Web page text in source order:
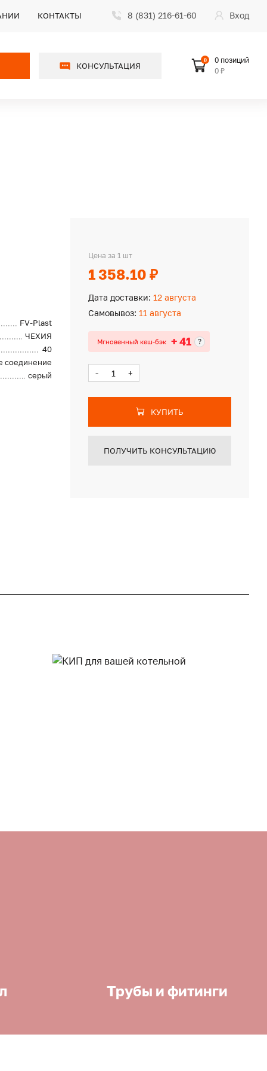
КОНТАКТЫ 8 (831) 216-61-60 Вход
КОНСУЛЬТАЦИЯ
0
0 позиций
0 ₽
FV-Plast
ЧЕХИЯ
40
соединение
серый
Цена за 1 шт
1 358.10 ₽
Дата доставки: 12 августа
Самовывоз: 11 августа
Мгновенный кеш-бэк + 41 ?
- +
КУПИТЬ
ПОЛУЧИТЬ КОНСУЛЬТАЦИЮ
Трубы и фитинги